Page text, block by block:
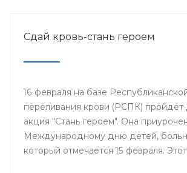
Сдай кровь-стань героем
16 февраля на базе
переливания крови (РСПК) пройдет
акция "Стань героем". Она
Международному дню детей,
который отмечается 15 февраля.